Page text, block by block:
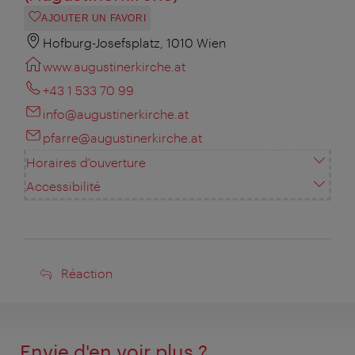
AJOUTER UN FAVORI
Hofburg-Josefsplatz, 1010 Wien
www.augustinerkirche.at
+43 1 533 70 99
info@augustinerkirche.at
pfarre@augustinerkirche.at
Horaires d'ouverture
Accessibilité
Réaction
Réaction